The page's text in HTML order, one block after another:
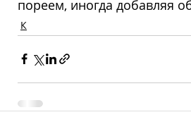
пореем, иногда добавляя
К